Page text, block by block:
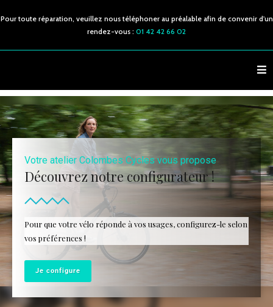
Pour toute réparation, veuillez nous téléphoner au préalable afin de convenir d'un
rendez-vous : 01 42 42 66 02
Votre atelier Colombes Cycles vous propose
Découvrez notre configurateur !
Pour que votre vélo réponde à vos usages, configurez-le selon
vos préférences !
Je configure